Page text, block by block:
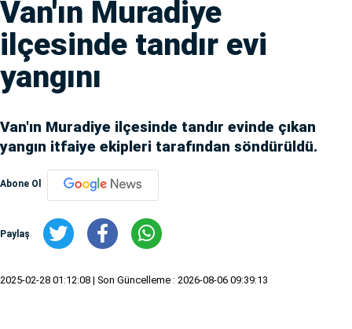
Van'ın Muradiye
ilçesinde tandır evi
yangını
Van'ın Muradiye ilçesinde tandır evinde çıkan
yangın itfaiye ekipleri tarafından söndürüldü.
Abone Ol
Paylaş
2025-02-28 01:12:08 | Son Güncelleme : 2026-08-06 09:39:13